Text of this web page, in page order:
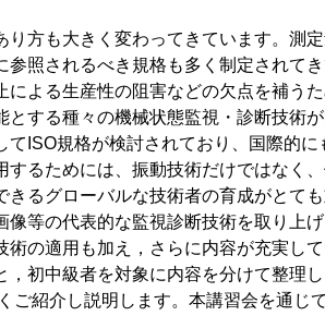
方も大きく変わってきています。測
照されるべき規格も多く制定されて
よる生産性の阻害などの欠点を補う
する種々の機械状態監視・診断技術
ISO規格が検討されており、国際的に
るためには、振動技術だけではなく
るグローバルな技術者の育成がとて
等の代表的な監視診断技術を取り上
の適用も加え，さらに内容が充実し
，初中級者を対象に内容を分けて整理
ご紹介し説明します。本講習会を通じ